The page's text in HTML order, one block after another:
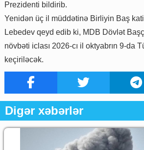
Prezidenti bildirib.
Yenidən üç il müddətinə Birliyin Baş
Lebedev qeyd edib ki, MDB Dövlət
növbəti iclası 2026-cı il oktyabrın 9-da
keçiriləcək.
Digər xəbərlər